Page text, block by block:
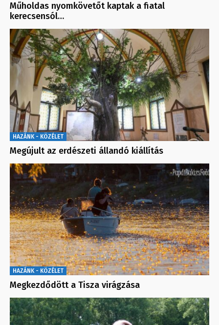
Műholdas nyomkövetőt kaptak a fiatal
kerecsensól…
HAZÁNK - KÖZÉLET
Megújult az erdészeti állandó kiállítás
HAZÁNK - KÖZÉLET
Megkezdődött a Tisza virágzása